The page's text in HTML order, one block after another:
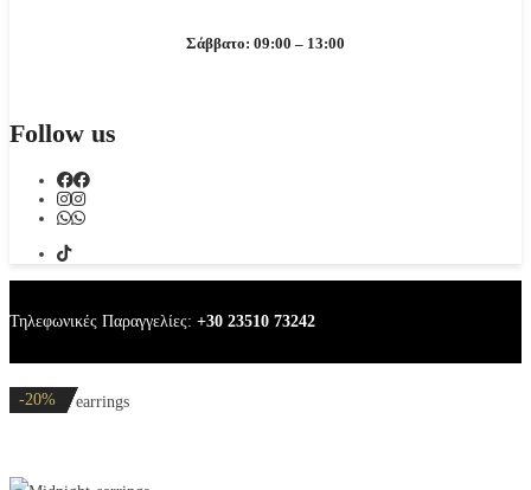
Σάββατο: 09:00 – 13:00
Follow us
Τηλεφωνικές Παραγγελίες: +30 23510 73242
Midnight earrings
-20%
-20%
-20%
-20%
-20%